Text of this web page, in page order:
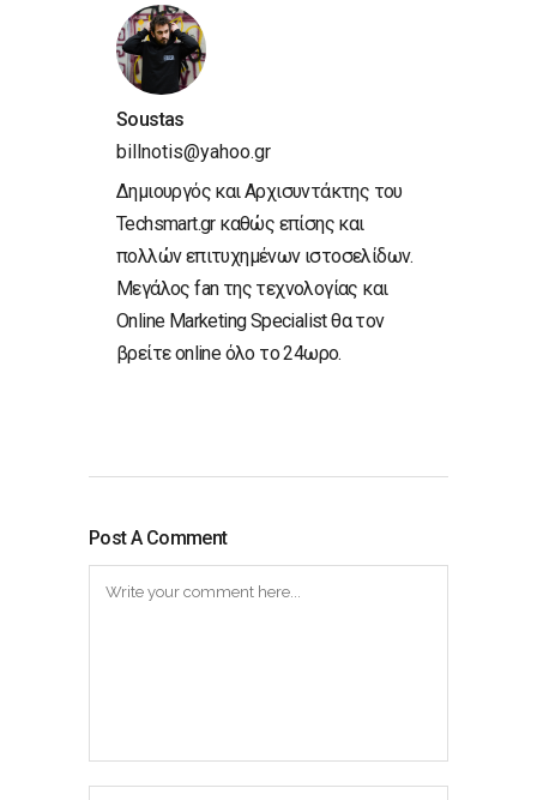
Soustas
billnotis@yahoo.gr
Δημιουργός και Αρχισυντάκτης του
Techsmart.gr καθώς επίσης και
πολλών επιτυχημένων ιστοσελίδων.
Μεγάλος fan της τεχνολογίας και
Online Marketing Specialist θα τον
βρείτε online όλο το 24ωρο.
Post A Comment